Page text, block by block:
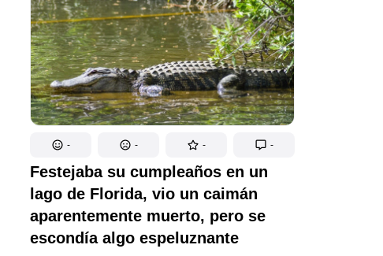
- - - -
Festejaba su cumpleaños en un
lago de Florida, vio un caimán
aparentemente muerto, pero se
escondía algo espeluznante